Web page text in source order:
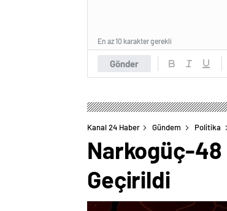
Gönder
En az 10 karakter gerekli
Kanal 24 Haber Gündem Politika
Narkogüç-48
Geçirildi